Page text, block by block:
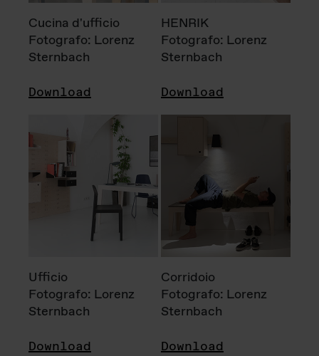
Cucina d'ufficio
Fotografo: Lorenz
Sternbach
Download
HENRIK
Fotografo: Lorenz
Sternbach
Download
Ufficio
Fotografo: Lorenz
Sternbach
Download
Corridoio
Fotografo: Lorenz
Sternbach
Download